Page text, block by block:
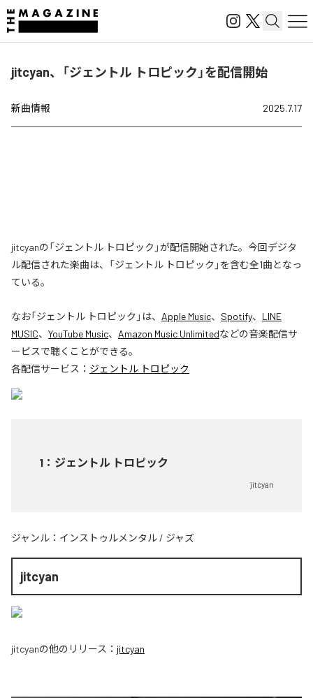
jitcyan、「ジェントル トロピック」を配信開始
新曲情報 2025.7.17
jitcyanの「ジェントル トロピック」が配信開始された。今回デジタ
ル配信された楽曲は、「ジェントル トロピック」を含む全1曲となっ
ている。
なお「ジェントル トロピック 」は、 Apple Music、 Spotify、 LINE
MUSIC、 YouTube Music、 Amazon Music Unlimitedなどの音楽配信サ
ービスで聴くことができる。
各配信サービス： ジェントル トロピック
1 ： ジェントル トロピック
jitcyan
ジャンル： インストゥルメンタル / ジャズ
jitcyan
jitcyanの他のリリース： jitcyan